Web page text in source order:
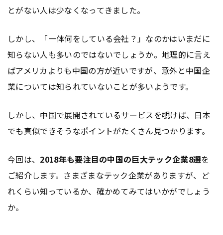
とがない人は少なくなってきました。
しかし、「一体何をしている会社？」なのかはいまだに
知らない人も多いのではないでしょうか。地理的に言え
ばアメリカよりも中国の方が近いですが、意外と中国企
業については知られていないことが多いようです。
しかし、中国で展開されているサービスを覗けば、日本
でも真似できそうなポイントがたくさん見つかります。
今回は、 2018年も要注目の中国の巨大テック企業8選を
ご紹介します。さまざまなテック企業がありますが、ど
れくらい知っているか、確かめてみてはいかがでしょう
か。